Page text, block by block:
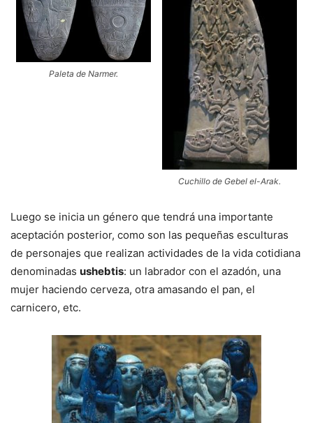
Paleta de Narmer.
Cuchillo de Gebel el-Arak.
Luego se inicia un género que tendrá una importante
aceptación posterior, como son las pequeñas esculturas
de personajes que realizan actividades de la vida cotidiana
denominadas ushebtis: un labrador con el azadón, una
mujer haciendo cerveza, otra amasando el pan, el
carnicero, etc.